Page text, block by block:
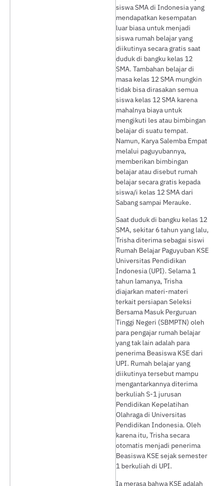
siswa SMA di Indonesia yang
mendapatkan kesempatan
luar biasa untuk menjadi
siswa rumah belajar yang
diikutinya secara gratis saat
duduk di bangku kelas 12
SMA. Tambahan belajar di
masa kelas 12 SMA mungkin
tidak bisa dirasakan semua
siswa kelas 12 SMA karena
mahalnya biaya untuk
mengikuti les atau bimbingan
belajar di suatu tempat.
Namun, Karya Salemba Empat
melalui paguyubannya,
memberikan bimbingan
belajar atau disebut rumah
belajar secara gratis kepada
siswa/i kelas 12 SMA dari
Sabang sampai Merauke.
Saat duduk di bangku kelas 12
SMA, sekitar 6 tahun yang lalu,
Trisha diterima sebagai siswi
Rumah Belajar Paguyuban KSE
Universitas Pendidikan
Indonesia (UPI). Selama 1
tahun lamanya, Trisha
diajarkan materi-materi
terkait persiapan Seleksi
Bersama Masuk Perguruan
Tinggi Negeri (SBMPTN) oleh
para pengajar rumah belajar
yang tak lain adalah para
penerima Beasiswa KSE dari
UPI. Rumah belajar yang
diikutinya tersebut mampu
mengantarkannya diterima
berkuliah S-1 jurusan
Pendidikan Kepelatihan
Olahraga di Universitas
Pendidikan Indonesia. Oleh
karena itu, Trisha secara
otomatis menjadi penerima
Beasiswa KSE sejak semester
1 berkuliah di UPI.
Ia merasa bahwa KSE adalah